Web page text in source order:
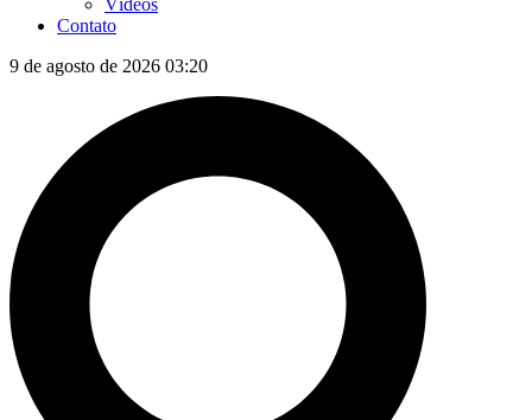
Vídeos
Contato
9 de agosto de 2026 03:20